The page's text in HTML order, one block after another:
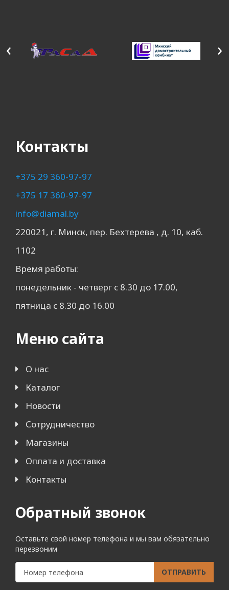
‹ ›
Контакты
+375 29 360-97-97
+375 17 360-97-97
info@diamal.by
220021, г. Минск, пер. Бехтерева , д. 10, каб.
1102
Время работы:
понедельник - четверг с 8.30 до 17.00,
пятница с 8.30 до 16.00
Меню сайта
О нас
Каталог
Новости
Сотрудничество
Магазины
Оплата и доставка
Контакты
Обратный звонок
Оставьте свой номер телефона и мы вам обязательно
перезвоним
ОТПРАВИТЬ